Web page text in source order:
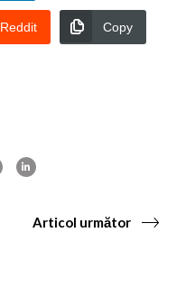
Reddit Copy
Articol următor